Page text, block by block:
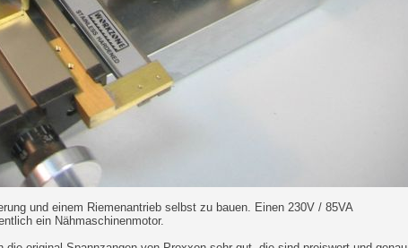
und einem Riemenantrieb selbst zu bauen. Einen 230V / 85VA
ein Nähmaschinenmotor.